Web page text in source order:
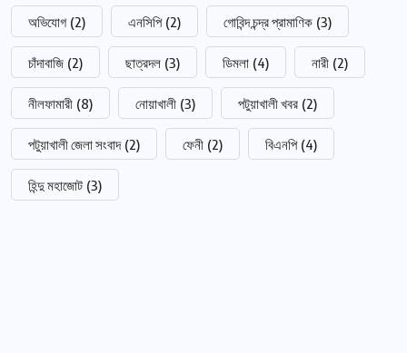
অভিযোগ (2) এনসিপি (2) গোবিন্দ চন্দ্র প্রামাণিক (3)
চাঁদাবাজি (2) ছাত্রদল (3) ডিমলা (4) নারী (2)
নীলফামারী (8) নোয়াখালী (3) পটুয়াখালী খবর (2)
পটুয়াখালী জেলা সংবাদ (2) ফেনী (2) বিএনপি (4)
হিন্দু মহাজোট (3)